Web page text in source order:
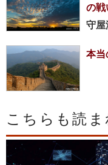
の戦
守屋
本当
こちらも読